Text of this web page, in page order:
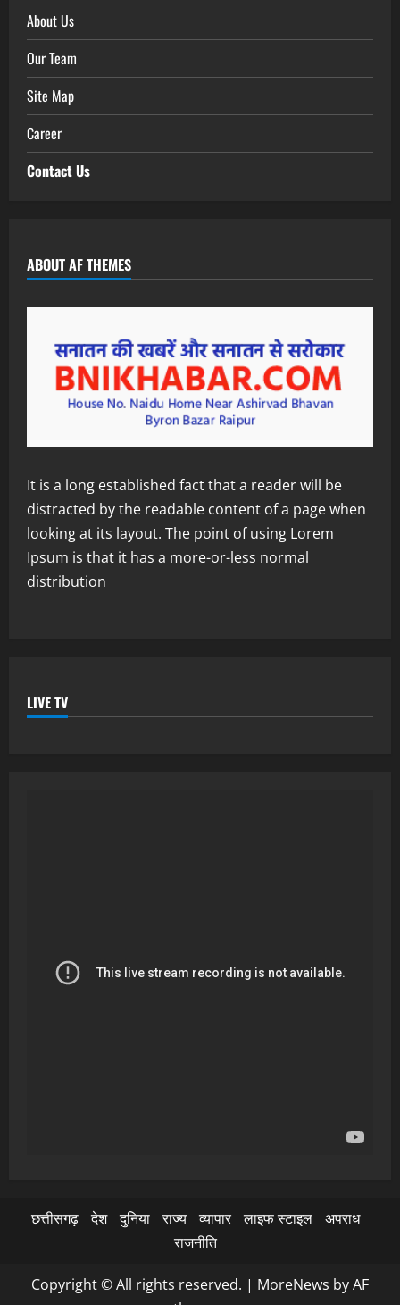
About Us
Our Team
Site Map
Career
Contact Us
ABOUT AF THEMES
It is a long established fact that a reader will be
distracted by the readable content of a page when
looking at its layout. The point of using Lorem
Ipsum is that it has a more-or-less normal
distribution
LIVE TV
छत्तीसगढ़ देश दुनिया राज्य व्यापार लाइफ स्टाइल
अपराध
राजनीति
Copyright © All rights reserved. | MoreNews by AF